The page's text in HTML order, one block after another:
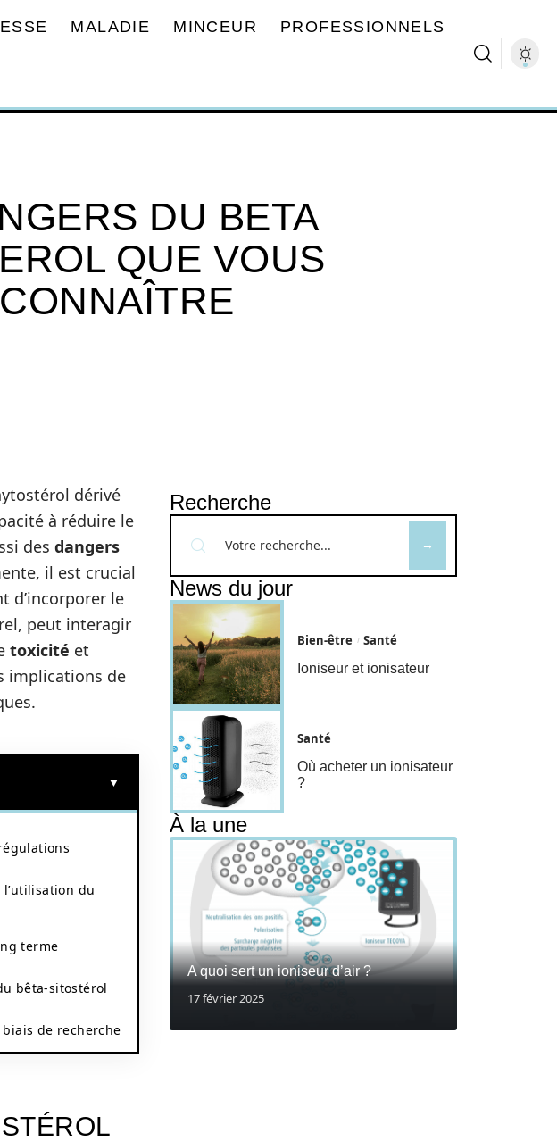
MALADIE MINCEUR PROFESSIONNELS
DU BETA
QUE VOUS
dérivé
à réduire le
des dangers
il est crucial
d’incorporer le
peut interagir
toxicité et
implications de
du
terme
bêta-sitostérol
de recherche
Recherche
News du jour
Bien-être Santé
Ioniseur et ionisateur
Santé
Où acheter un ionisateur
?
À la une
A quoi sert un ioniseur d’air ?
17 février 2025